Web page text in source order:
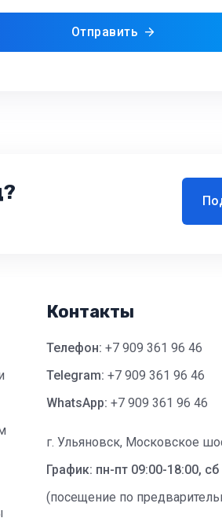
Отправить
Контакты
Телефон: +7 909 361 96 46
Telegram: +7 909 361 96 46
WhatsApp: +7 909 361 96 46
г. Ульяновск, Московское
График: пн-пт 09:00-18:00,
(посещение по